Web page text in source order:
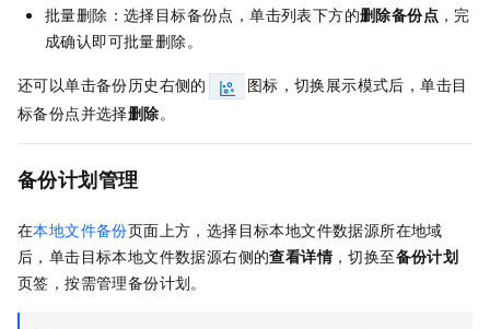
批量删除：选择目标备份点，单击列表下方的删除备份点 ，完
成确认即可批量删除。
还可以单击备份历史右侧的
图标，切换展示模式后，单击目
标备份点并选择删除。
备份计划管理
在本地文件备份页面上方，选择目标本地文件数据源所在地域
后，单击目标本地文件数据源右侧的查看详情，切换至备份计划
页签，按需管理备份计划。